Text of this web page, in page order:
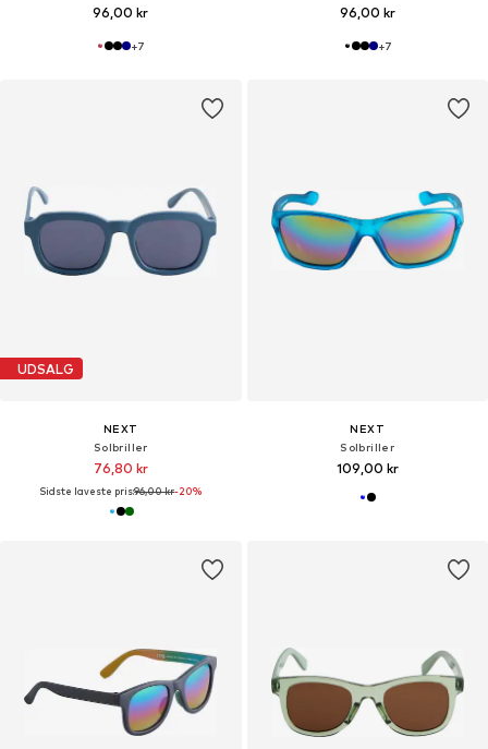
96,00 kr
+7
96,00 kr
+7
UDSALG
NEXT
Solbriller
76,80 kr
Sidste laveste pris:96,00 kr-20%
NEXT
Solbriller
109,00 kr